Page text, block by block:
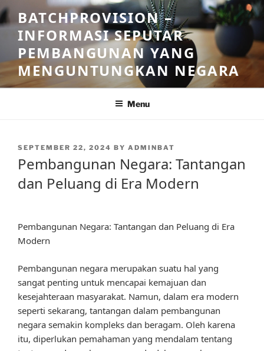
Skip
to
content
BATCHPROVISION –
INFORMASI SEPUTAR
PEMBANGUNAN YANG
MENGUNTUNGKAN NEGARA
Menu
POSTED
SEPTEMBER 22, 2024 BY ADMINBAT
Pembangunan Negara: Tantangan
dan Peluang di Era Modern
Pembangunan Negara: Tantangan dan Peluang di Era
Modern
Pembangunan negara merupakan suatu hal yang
sangat penting untuk mencapai kemajuan dan
kesejahteraan masyarakat. Namun, dalam era modern
seperti sekarang, tantangan dalam pembangunan
negara semakin kompleks dan beragam. Oleh karena
itu, diperlukan pemahaman yang mendalam tentang